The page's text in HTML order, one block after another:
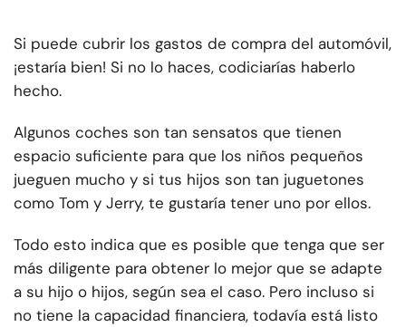
Si puede cubrir los gastos de compra del automóvil,
¡estaría bien! Si no lo haces, codiciarías haberlo
hecho.
Algunos coches son tan sensatos que tienen
espacio suficiente para que los niños pequeños
jueguen mucho y si tus hijos son tan juguetones
como Tom y Jerry, te gustaría tener uno por ellos.
Todo esto indica que es posible que tenga que ser
más diligente para obtener lo mejor que se adapte
a su hijo o hijos, según sea el caso. Pero incluso si
no tiene la capacidad financiera, todavía está listo